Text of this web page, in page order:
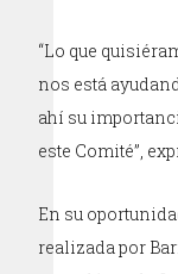
“Lo que
nos está
ahí su
este Comité”,
En su
realizada por